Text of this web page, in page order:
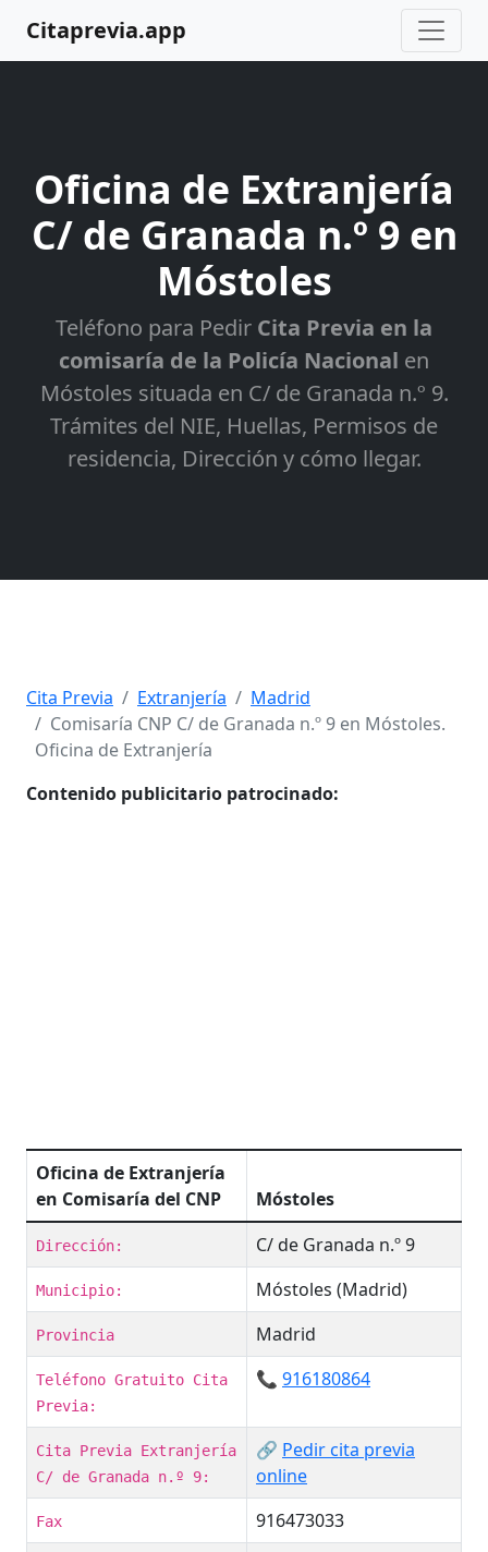
Citaprevia.app
Oficina de Extranjería
C/ de Granada n.º 9 en
Móstoles
Teléfono para Pedir Cita Previa en la
comisaría de la Policía Nacional en
Móstoles situada en C/ de Granada n.º 9.
Trámites del NIE, Huellas, Permisos de
residencia, Dirección y cómo llegar.
Cita Previa Extranjería
Madrid
Comisaría CNP C/ de Granada n.º 9 en Móstoles.
Oficina de Extranjería
Contenido publicitario patrocinado:
Oficina de Extranjería
en Comisaría del CNP
Móstoles
Dirección: C/ de Granada n.º 9
Municipio: Móstoles (Madrid)
Provincia Madrid
Teléfono Gratuito Cita
Previa:
📞 916180864
Cita Previa Extranjería
C/ de Granada n.º 9:
🔗 Pedir cita previa
online
Fax 916473033